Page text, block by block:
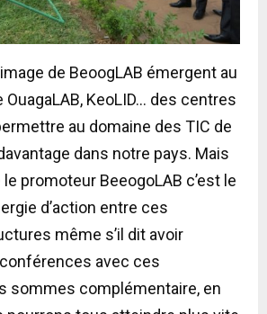
de BeoogLAB émergent au
KeoLID… des centres
au domaine des TIC de
dans notre pays. Mais
promoteur BeeogoLAB c’est le
d’action entre ces
même s’il dit avoir
avec ces
sommes complémentaire, en